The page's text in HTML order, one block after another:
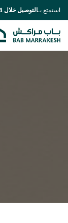
تخطي
للمحتوى
استمتع بـالتوصيل خلال 24 ساعة